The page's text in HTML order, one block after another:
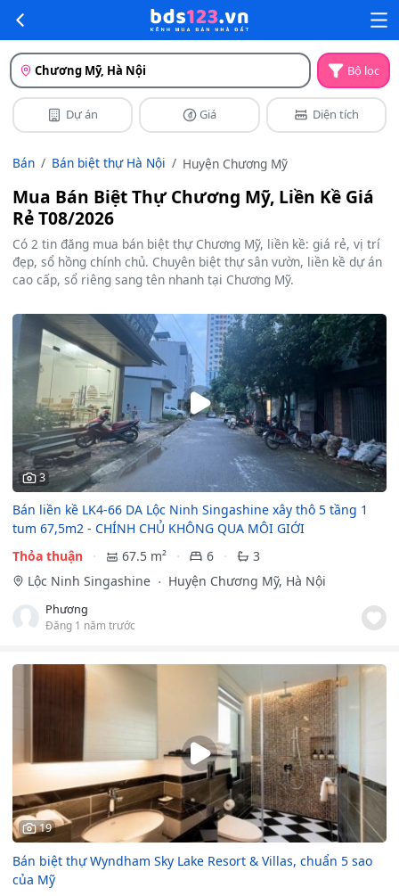
Chương Mỹ, Hà Nội Bộ lọc
Dự án Giá Diện tích
Bán Bán biệt thự Hà Nội Huyện Chương Mỹ
Mua Bán Biệt Thự Chương Mỹ, Liền Kề Giá
Rẻ T08/2026
Có 2 tin đăng mua bán biệt thự Chương Mỹ, liền kề: giá rẻ, vị trí
đẹp, sổ hồng chính chủ. Chuyên biệt thự sân vườn, liền kề dự án
cao cấp, sổ riêng sang tên nhanh tại Chương Mỹ.
3
Bán liền kề LK4-66 DA Lộc Ninh Singashine xây thô 5 tầng 1
tum 67,5m2 - CHÍNH CHỦ KHÔNG QUA MÔI GIỚI
Thỏa thuận
67.5 m² 6
3
Lộc Ninh Singashine
Huyện Chương Mỹ, Hà Nội
Phương
Đăng 1 năm trước
19
Bán biệt thự Wyndham Sky Lake Resort & Villas, chuẩn 5 sao
của Mỹ